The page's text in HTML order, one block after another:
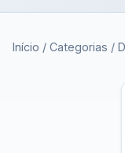
Início / Categorias /